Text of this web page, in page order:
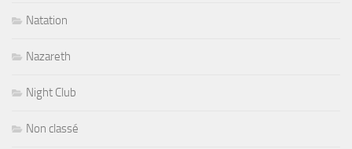
Natation
Nazareth
Night Club
Non classé